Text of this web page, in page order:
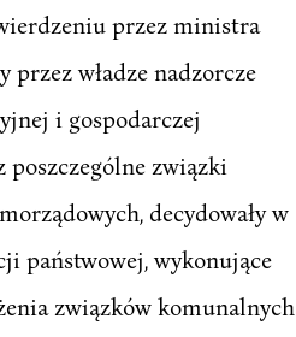
przez ministra
władze nadzorcze
i gospodarczej
poszczególne związki
decydowały w
państwowej, wykonujące
związków komunalnych